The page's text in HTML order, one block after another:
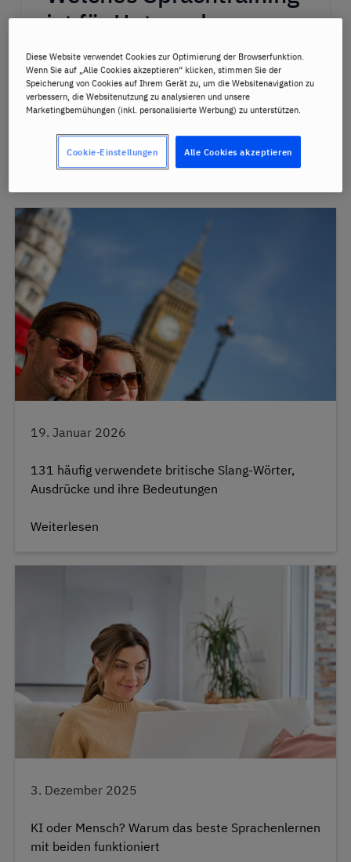
ist für Unternehmen
2026 das Beste?
Weiterlesen
19. Januar 2026
131 häufig verwendete britische Slang-Wörter,
Ausdrücke und ihre Bedeutungen
Weiterlesen
3. Dezember 2025
KI oder Mensch? Warum das beste Sprachenlernen
mit beiden funktioniert
Diese Website verwendet Cookies zur Optimierung der Browserfunktion.
Wenn Sie auf „Alle Cookies akzeptieren“ klicken, stimmen Sie der
Speicherung von Cookies auf Ihrem Gerät zu, um die Websitenavigation zu
verbessern, die Websitenutzung zu analysieren und unsere
Marketingbemühungen (inkl. personalisierte Werbung) zu unterstützen.
Alle Cookies akzeptieren
Cookie-Einstellungen